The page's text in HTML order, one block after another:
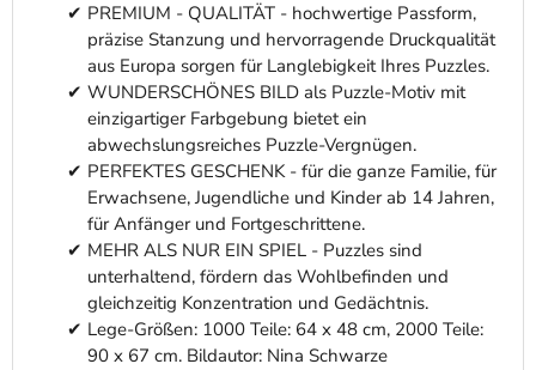
PREMIUM - QUALITÄT - hochwertige Passform,
präzise Stanzung und hervorragende Druckqualität
aus Europa sorgen für Langlebigkeit Ihres Puzzles.
WUNDERSCHÖNES BILD als Puzzle-Motiv mit
einzigartiger Farbgebung bietet ein
abwechslungsreiches Puzzle-Vergnügen.
PERFEKTES GESCHENK - für die ganze Familie, für
Erwachsene, Jugendliche und Kinder ab 14 Jahren,
für Anfänger und Fortgeschrittene.
MEHR ALS NUR EIN SPIEL - Puzzles sind
unterhaltend, fördern das Wohlbefinden und
gleichzeitig Konzentration und Gedächtnis.
Lege-Größen: 1000 Teile: 64 x 48 cm, 2000 Teile:
90 x 67 cm. Bildautor: Nina Schwarze